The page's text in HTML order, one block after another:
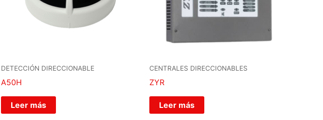
DETECCIÓN DIRECCIONABLE
A50H
Leer más
CENTRALES DIRECCIONABLES
ZYR
Leer más